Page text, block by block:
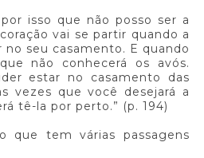
isso que não posso ser a
vai se partir quando a
seu casamento. E quando
não conhecerá os avós.
estar no casamento das
vezes que você desejará a
tê-la por perto.” (p. 194)
que tem várias passagens